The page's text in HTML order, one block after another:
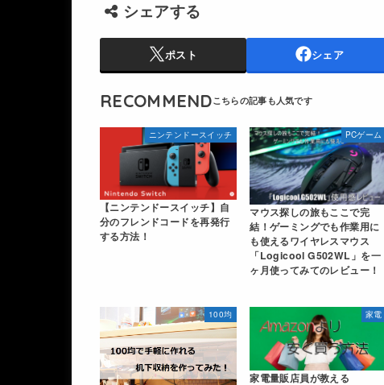
シェアする
ポスト シェア
RECOMMEND
ニンテンドースイッチ
【ニンテンドースイッチ】自
分のフレンドコードを再発行
する方法！
PCゲーム
マウス探しの旅もここで完
結！ゲーミングでも作業用に
も使えるワイヤレスマウス
「Logicool G502WL」を一
ヶ月使ってみてのレビュー！
100均 家電
家電量販店員が教える